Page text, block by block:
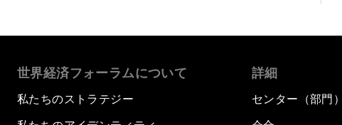
世界経済フォーラムについて
私たちのストラテジー
詳細
センター（部門）